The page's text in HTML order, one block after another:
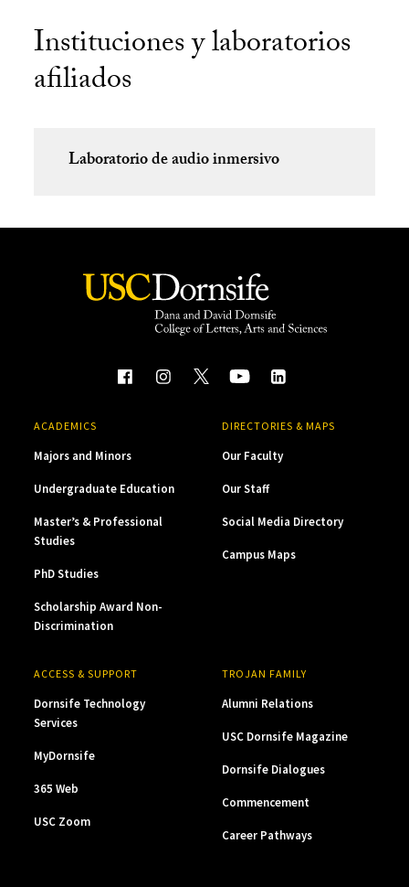
Instituciones y laboratorios
afiliados
Laboratorio de audio inmersivo
ACADEMICS
Majors and Minors
Undergraduate Education
Master’s & Professional
Studies
PhD Studies
Scholarship Award Non-
Discrimination
DIRECTORIES & MAPS
Our Faculty
Our Staff
Social Media Directory
Campus Maps
ACCESS & SUPPORT
Dornsife Technology
Services
MyDornsife
365 Web
USC Zoom
TROJAN FAMILY
Alumni Relations
USC Dornsife Magazine
Dornsife Dialogues
Commencement
Career Pathways